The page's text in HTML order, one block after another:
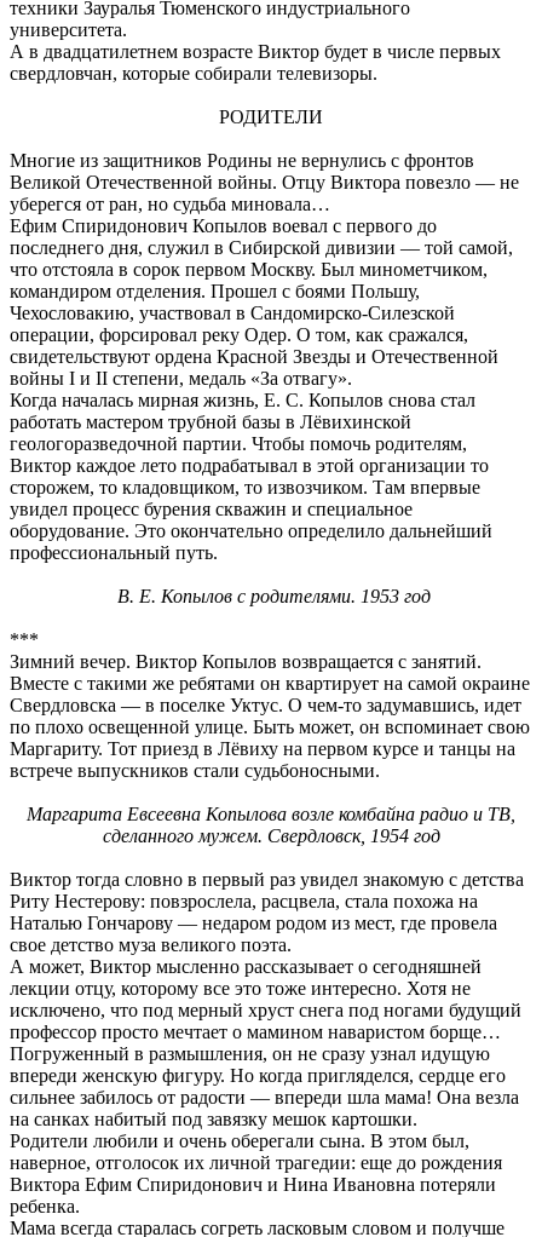
техники Зауралья Тюменского индустриального
университета.
А в двадцатилетнем возрасте Виктор будет в числе первых
свердловчан, которые собирали телевизоры.
РОДИТЕЛИ
Многие из защитников Родины не вернулись с фронтов
Великой Отечественной войны. Отцу Виктора повезло — не
уберегся от ран, но судьба миновала…
Ефим Спиридонович Копылов воевал с первого до
последнего дня, служил в Сибирской дивизии — той самой,
что отстояла в сорок первом Москву. Был минометчиком,
командиром отделения. Прошел с боями Польшу,
Чехословакию, участвовал в Сандомирско-Силезской
операции, форсировал реку Одер. О том, как сражался,
свидетельствуют ордена Красной Звезды и Отечественной
войны I и II степени, медаль «За отвагу».
Когда началась мирная жизнь, Е. С. Копылов снова стал
работать мастером трубной базы в Лёвихинской
геологоразведочной партии. Чтобы помочь родителям,
Виктор каждое лето подрабатывал в этой организации то
сторожем, то кладовщиком, то извозчиком. Там впервые
увидел процесс бурения скважин и специальное
оборудование. Это окончательно определило дальнейший
профессиональный путь.
В. Е. Копылов с родителями. 1953 год
***
Зимний вечер. Виктор Копылов возвращается с занятий.
Вместе с такими же ребятами он квартирует на самой окраине
Свердловска — в поселке Уктус. О чем-то задумавшись, идет
по плохо освещенной улице. Быть может, он вспоминает свою
Маргариту. Тот приезд в Лёвиху на первом курсе и танцы на
встрече выпускников стали судьбоносными.
Маргарита Евсеевна Копылова возле комбайна радио и ТВ,
сделанного мужем. Свердловск, 1954 год
Виктор тогда словно в первый раз увидел знакомую с детства
Риту Нестерову: повзрослела, расцвела, стала похожа на
Наталью Гончарову — недаром родом из мест, где провела
свое детство муза великого поэта.
А может, Виктор мысленно рассказывает о сегодняшней
лекции отцу, которому все это тоже интересно. Хотя не
исключено, что под мерный хруст снега под ногами будущий
профессор просто мечтает о мамином наваристом борще…
Погруженный в размышления, он не сразу узнал идущую
впереди женскую фигуру. Но когда пригляделся, сердце его
сильнее забилось от радости — впереди шла мама! Она везла
на санках набитый под завязку мешок картошки.
Родители любили и очень оберегали сына. В этом был,
наверное, отголосок их личной трагедии: еще до рождения
Виктора Ефим Спиридонович и Нина Ивановна потеряли
ребенка.
Мама всегда старалась согреть ласковым словом и получше